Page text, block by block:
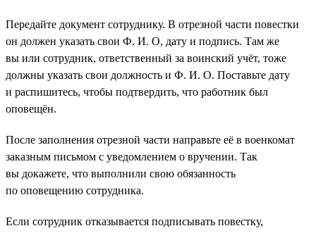
Передайте документ сотруднику. В отрезной части повестки
он должен указать свои Ф. И. О, дату и подпись. Там же
вы или сотрудник, ответственный за воинский учёт, тоже
должны указать свои должность и Ф. И. О. Поставьте дату
и распишитесь, чтобы подтвердить, что работник был
оповещён.
После заполнения отрезной части направьте её в военкомат
заказным письмом с уведомлением о вручении. Так
вы докажете, что выполнили свою обязанность
по оповещению сотрудника.
Если сотрудник отказывается подписывать повестку,